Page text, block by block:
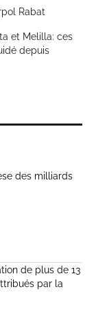
Rabat
et Melilla: ces
depuis
des milliards
de plus de 13
par la